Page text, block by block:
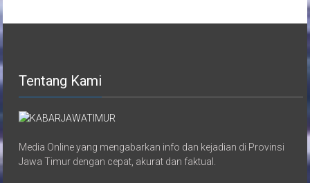
Tentang Kami
Media Online yang mengabarkan info dan kejadian di Provinsi
Jawa Timur dengan cepat, akurat dan faktual.